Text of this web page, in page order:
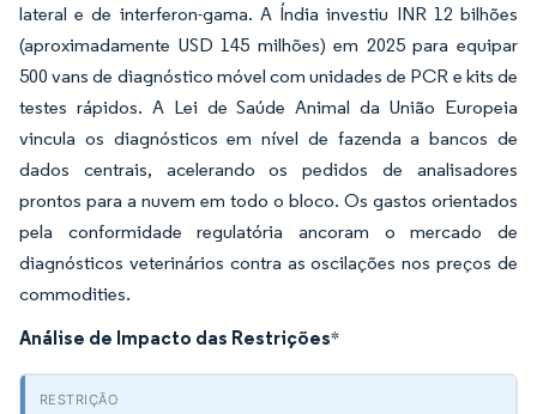
lateral e de interferon-gama. A Índia investiu INR 12 bilhões
(aproximadamente USD 145 milhões) em 2025 para equipar
500 vans de diagnóstico móvel com unidades de PCR e kits de
testes rápidos. A Lei de Saúde Animal da União Europeia
vincula os diagnósticos em nível de fazenda a bancos de
dados centrais, acelerando os pedidos de analisadores
prontos para a nuvem em todo o bloco. Os gastos orientados
pela conformidade regulatória ancoram o mercado de
diagnósticos veterinários contra as oscilações nos preços de
commodities.
Análise de Impacto das Restrições*